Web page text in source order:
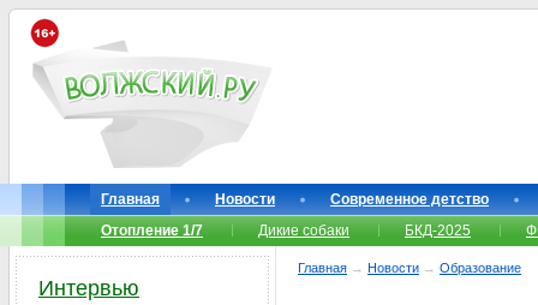
Главная Новости
Современное детство
Отопление 1/7
Дикие собаки БКД-2025
Главная → Новости → Образование
Интервью